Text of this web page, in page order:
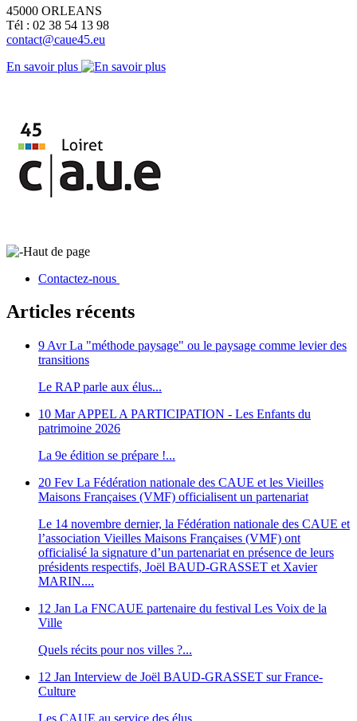
45000 ORLEANS
Tél : 02 38 54 13 98
contact@caue45.eu
En savoir plus
Haut de page
Contactez-nous
Articles récents
9 Avr La "méthode paysage" ou le paysage comme levier des
transitions
Le RAP parle aux élus...
10 Mar APPEL A PARTICIPATION - Les Enfants du
patrimoine 2026
La 9e édition se prépare !...
20 Fev La Fédération nationale des CAUE et les Vieilles
Maisons Françaises (VMF) officialisent un partenariat
Le 14 novembre dernier, la Fédération nationale des CAUE et
l’association Vieilles Maisons Françaises (VMF) ont
officialisé la signature d’un partenariat en présence de leurs
présidents respectifs, Joël BAUD-GRASSET et Xavier
MARIN....
12 Jan La FNCAUE partenaire du festival Les Voix de la
Ville
Quels récits pour nos villes ?...
12 Jan Interview de Joël BAUD-GRASSET sur France-
Culture